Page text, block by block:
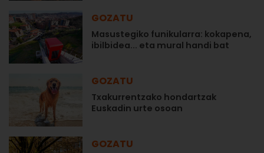
GOZATU
Masustegiko funikularra: kokapena,
ibilbidea... eta mural handi bat
GOZATU
Txakurrentzako hondartzak
Euskadin urte osoan
GOZATU